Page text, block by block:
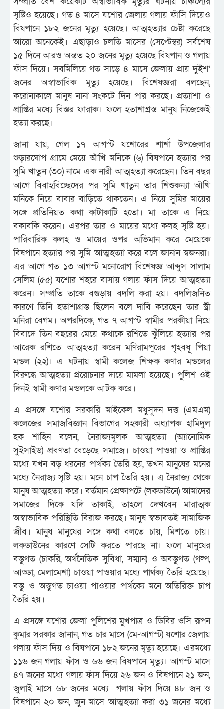
সৃষ্টিও হয়েছে। গত ৪ মাসে যশোর জেলায় গলায় ফাঁসি দিয়েও
বিষপানে ১৮২ জনের মৃত্যু হয়েছে। আত্মহত্যার চেষ্টা করেছে
আরো অনেকেই। এছাড়াও চলতি মাসের (সেপ্টেম্বর) সর্বশেষ
১৫ দিনে আরও অন্তত ২০ জনের মৃত্যু হয়েছে বিষপান ও গলায়
ফাঁস দিয়ে। সবমিলিয়ে গত সাড়ে ৪ মাসে জেলায় প্রায় দুইশ’
জনের অস্বাভাবিক মৃত্যু হয়েছে। বিশেষজ্ঞরা বলছেন,
করোনাকালে মানুষ নানা সংকটে দিন পার করছে। প্রত্যাশা ও
প্রাপ্তির মধ্যে বিস্তর ফারাক। ফলে হতাশাগ্রস্ত মানুষ নিজেকেই
হত্যা করছে।
জানা যায়, গেল ১৭ আগস্ট যশোরের শার্শা উপজেলার
শুড়ারঘোপ গ্রামে মেয়ে আঁখি মনিকে (৬) বিষপানে হত্যার পর
সুমি খাতুন (৩০) নামে এক নারী আত্মহত্যা করেছেন। তিন বছর
আগে বিবাহবিচ্ছেদের পর সুমি খাতুন তার শিশুকন্যা আঁখি
মনিকে নিয়ে বাবার বাড়িতে থাকতেন। এ নিয়ে সুমির মায়ের
সঙ্গে প্রতিনিয়ত কথা কাটাকাটি হতো। মা তাকে এ নিয়ে
বকাবকি করেন। এরপর তার ও মায়ের মধ্যে কলহ সৃষ্টি হয়।
পারিবারিক কলহ ও মায়ের ওপর অভিমান করে মেয়েকে
বিষপানে হত্যার পর সুমি আত্মহত্যা করে বলে জানান স্বজনরা।
এর আগে গত ১৩ আগস্ট মনোরোগ বিশেষজ্ঞ আব্দুস সালাম
সেলিম (৫৫) যশোর শহরে বাসায় গলায় ফাঁস দিয়ে আত্মহত্যা
করেন। সম্প্রতি তাকে বগুড়ায় বদলি করা হয়। বদলিজনিত
কারণে তিনি হতাশাগ্রস্ত ছিলেন বলে দাবি করেছেন তার স্ত্রী
মনিরা বেগম। অপরদিকে, গত ৭ আগস্ট স্বামীর পরকীয়া নিয়ে
বিবাদে তিন বছরের মেয়ে কথাকে রশিতে ঝুঁলিয়ে হত্যার পর
আরেক রশিতে আত্মহত্যা করেন মণিরামপুরের গৃহবধূ পিয়া
মন্ডল (২২)। এ ঘটনায় স্বামী কলেজ শিক্ষক কণার মন্ডলের
বিরুদ্ধে আত্মহত্যা প্ররোচনার দায়ে মামলা হয়েছে। পুলিশ ওই
দিনই স্বামী কণার মন্ডলকে আটক করে।
এ প্রসঙ্গে যশোর সরকারি মাইকেল মধুসূদন দত্ত (এমএম)
কলেজের সমাজবিজ্ঞান বিভাগের সহকারী অধ্যাপক হামিদুল
হক শাহিন বলেন, নৈরাজ্যমূলক আত্মহত্যা (অ্যানোমিক
সুইসাইড) প্রবণতা বেড়েছে সমাজে। চাওয়া পাওয়া ও প্রাপ্তির
মধ্যে যখন বড় ধরনের পার্থক্য তৈরি হয়, তখন মানুষের মনের
মধ্যে নৈরাজ্য সৃষ্টি হয়। মনে চাপ তৈরি হয়। এ নৈরাজ্য থেকে
মানুষ আত্মহত্যা করে। বর্তমান প্রেক্ষাপটে (লকডাউনে) আমাদের
সমাজের দিকে যদি তাকাই, তাহলে দেখবেন মারাত্মক
অস্বাভাবিক পরিস্থিতি বিরাজ করছে। মানুষ স্বভাবতই সামাজিক
জীব। মানুষ মানুষের সঙ্গে কথা বলতে চায়, মিশতে চায়।
লকডাউনের কারণে সেটি করতে পারছে না। ফলে মানুষের
বস্তুগত (চাকরি, অর্থনৈতিক সুবিধা, সম্মান) ও অবস্তুগত (গল্প,
আড্ডা, মেলামেশা) চাওয়া পাওয়ার মধ্যে পার্থক্য তৈরি হয়েছে।
বস্তু ও অস্তুগত চাওয়া পাওয়ার পার্থক্যে মনে অতিরিক্ত চাপ
তৈরি হয়।
এ প্রসঙ্গে যশোর জেলা পুলিশের মুখপাত্র ও ডিবির ওসি রূপন
কুমার সরকার জানান, গত চার মাসে (মে-আগস্ট) যশোর জেলায়
গলায় ফাঁস দিয় ও বিষপানে ১৮২ জনের মৃত্যু হয়েছে। এরমধ্যে
১১৬ জন গলায় ফাঁস ও ৬৬ জন বিষপানে মৃত্যু। আগস্ট মাসে
৪৭ জনের মধ্যে গলায় ফাঁস দিয়ে ২৬ জন ও বিষপানে ২১ জন,
জুলাই মাসে ৬৮ জনের মধ্যে গলায় ফাঁস দিয়ে ৪৮ জন ও
বিষপানে ২০ জন, জুন মাসে আত্মহত্যা করা ৩১ জনের মধ্যে